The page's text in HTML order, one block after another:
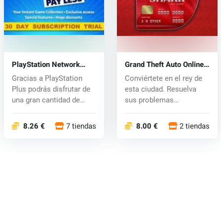
PlayStation Network
Card 30 days
Gracias a PlayStation
Plus podrás disfrutar de
una gran cantidad de
8.26 € 7 tiendas
Grand Theft Auto Online
Shark Cash Card (PS4)
key
Conviértete en el rey de
esta ciudad. Resuelva
sus problemas
8.00 € 2 tiendas